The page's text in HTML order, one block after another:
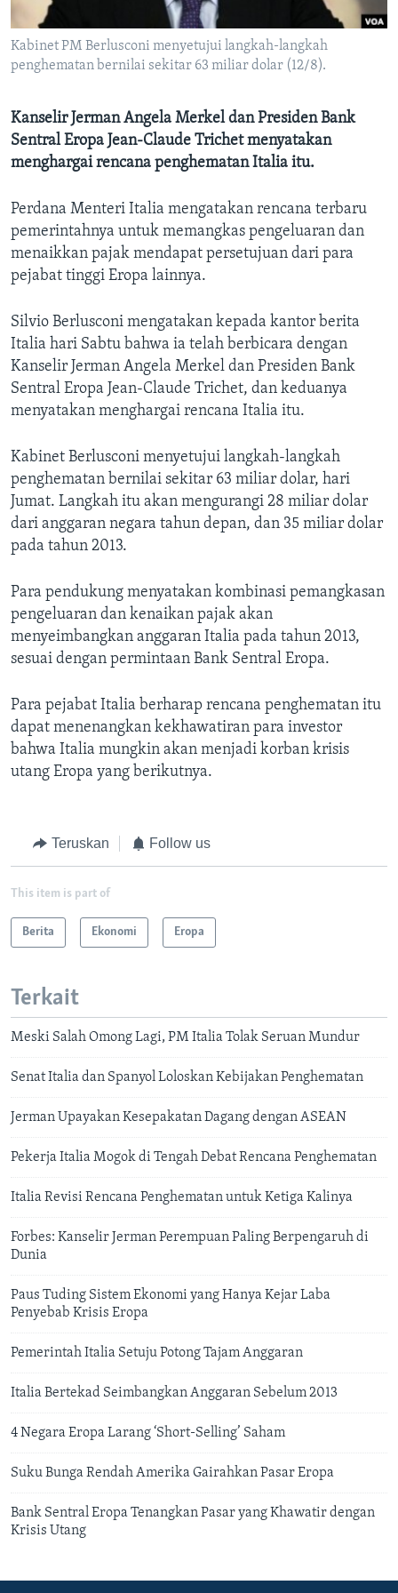
Kabinet PM Berlusconi menyetujui langkah-langkah
penghematan bernilai sekitar 63 miliar dolar (12/8).
Kanselir Jerman Angela Merkel dan Presiden Bank
Sentral Eropa Jean-Claude Trichet menyatakan
menghargai rencana penghematan Italia itu.
Perdana Menteri Italia mengatakan rencana terbaru
pemerintahnya untuk memangkas pengeluaran dan
menaikkan pajak mendapat persetujuan dari para
pejabat tinggi Eropa lainnya.
Silvio Berlusconi mengatakan kepada kantor berita
Italia hari Sabtu bahwa ia telah berbicara dengan
Kanselir Jerman Angela Merkel dan Presiden Bank
Sentral Eropa Jean-Claude Trichet, dan keduanya
menyatakan menghargai rencana Italia itu.
Kabinet Berlusconi menyetujui langkah-langkah
penghematan bernilai sekitar 63 miliar dolar, hari
Jumat. Langkah itu akan mengurangi 28 miliar dolar
dari anggaran negara tahun depan, dan 35 miliar dolar
pada tahun 2013.
Para pendukung menyatakan kombinasi pemangkasan
pengeluaran dan kenaikan pajak akan
menyeimbangkan anggaran Italia pada tahun 2013,
sesuai dengan permintaan Bank Sentral Eropa.
Para pejabat Italia berharap rencana penghematan itu
dapat menenangkan kekhawatiran para investor
bahwa Italia mungkin akan menjadi korban krisis
utang Eropa yang berikutnya.
Teruskan Follow us
This item is part of
Berita Ekonomi Eropa
Terkait
Meski Salah Omong Lagi, PM Italia Tolak Seruan Mundur
Senat Italia dan Spanyol Loloskan Kebijakan Penghematan
Jerman Upayakan Kesepakatan Dagang dengan ASEAN
Pekerja Italia Mogok di Tengah Debat Rencana Penghematan
Italia Revisi Rencana Penghematan untuk Ketiga Kalinya
Forbes: Kanselir Jerman Perempuan Paling Berpengaruh di
Dunia
Paus Tuding Sistem Ekonomi yang Hanya Kejar Laba
Penyebab Krisis Eropa
Pemerintah Italia Setuju Potong Tajam Anggaran
Italia Bertekad Seimbangkan Anggaran Sebelum 2013
4 Negara Eropa Larang ‘Short-Selling’ Saham
Suku Bunga Rendah Amerika Gairahkan Pasar Eropa
Bank Sentral Eropa Tenangkan Pasar yang Khawatir dengan
Krisis Utang